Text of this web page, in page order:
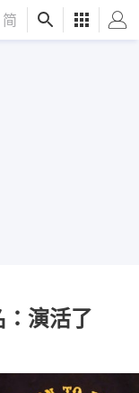
简
演活了